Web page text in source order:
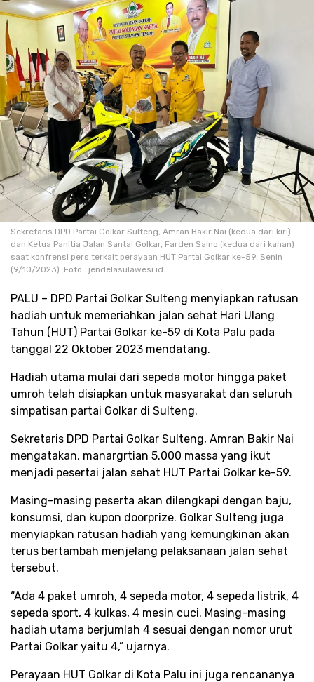
Sekretaris DPD Partai Golkar Sulteng, Amran Bakir Nai (kedua dari kiri)
dan Ketua Panitia Jalan Santai Golkar, Farden Saino (kedua dari kanan)
saat konfrensi pers terkait perayaan HUT Partai Golkar ke-59, Senin
(9/10/2023). Foto : jendelasulawesi.id
PALU – DPD Partai Golkar Sulteng menyiapkan ratusan
hadiah untuk memeriahkan jalan sehat Hari Ulang
Tahun (HUT) Partai Golkar ke-59 di Kota Palu pada
tanggal 22 Oktober 2023 mendatang.
Hadiah utama mulai dari sepeda motor hingga paket
umroh telah disiapkan untuk masyarakat dan seluruh
simpatisan partai Golkar di Sulteng.
Sekretaris DPD Partai Golkar Sulteng, Amran Bakir Nai
mengatakan, manargrtian 5.000 massa yang ikut
menjadi pesertai jalan sehat HUT Partai Golkar ke-59.
Masing-masing peserta akan dilengkapi dengan baju,
konsumsi, dan kupon doorprize. Golkar Sulteng juga
menyiapkan ratusan hadiah yang kemungkinan akan
terus bertambah menjelang pelaksanaan jalan sehat
tersebut.
“Ada 4 paket umroh, 4 sepeda motor, 4 sepeda listrik, 4
sepeda sport, 4 kulkas, 4 mesin cuci. Masing-masing
hadiah utama berjumlah 4 sesuai dengan nomor urut
Partai Golkar yaitu 4,” ujarnya.
Perayaan HUT Golkar di Kota Palu ini juga rencananya